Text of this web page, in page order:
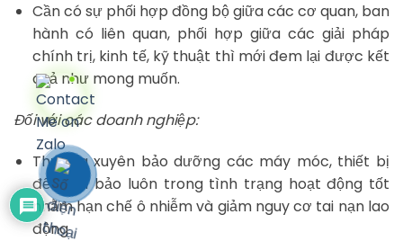
Cần có sự phối hợp đồng bộ giữa các cơ quan, ban
hành có liên quan, phối hợp giữa các giải pháp
chính trị, kinh tế, kỹ thuật thì mới đem lại được kết
quả như mong muốn.
Đối với các doanh nghiệp:
Thường xuyên bảo dưỡng các máy móc, thiết bị
để đảm bảo luôn trong tình trạng hoạt động tốt
nhằm hạn chế ô nhiễm và giảm nguy cơ tai nạn lao
động